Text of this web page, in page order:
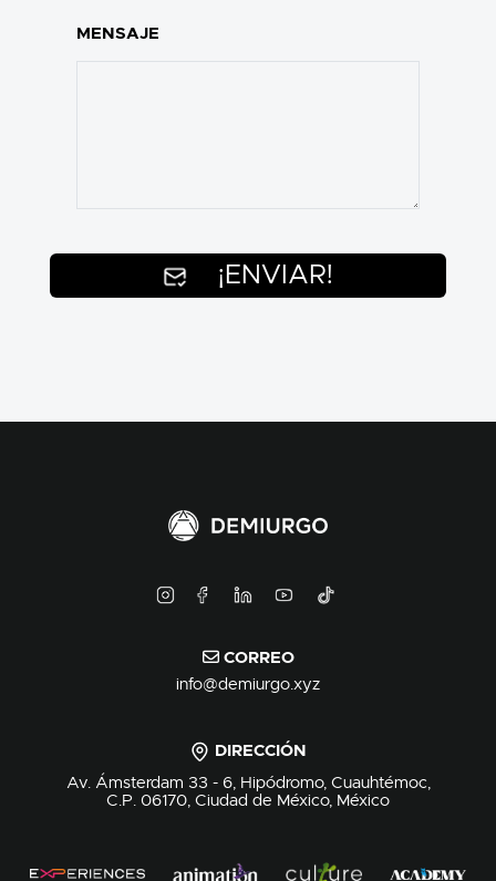
MENSAJE
¡ENVIAR!
CORREO
info@demiurgo.xyz
DIRECCIÓN
Av. Ámsterdam 33 - 6, Hipódromo, Cuauhtémoc,
C.P. 06170, Ciudad de México, México